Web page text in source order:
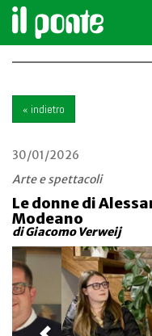
« indietro
30/01/2026
Arte e spettacoli
Le donne di
Modeano
di Giacomo Verweij